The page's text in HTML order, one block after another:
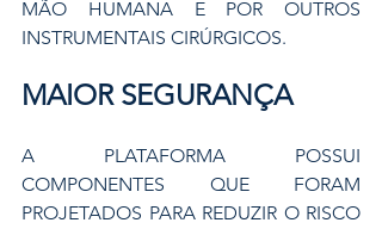
MÃO HUMANA E POR OUTROS
INSTRUMENTAIS CIRÚRGICOS.
MAIOR SEGURANÇA
A PLATAFORMA POSSUI
COMPONENTES QUE FORAM
PROJETADOS PARA REDUZIR O RISCO